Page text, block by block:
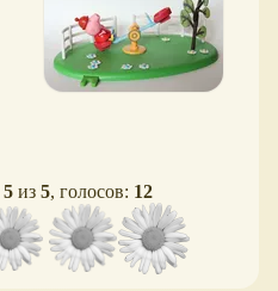
5 из 5, голосов: 12